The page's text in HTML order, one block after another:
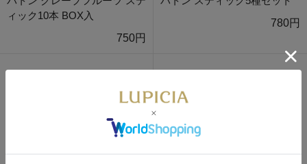
ィック10本 BOX入
750円
780円